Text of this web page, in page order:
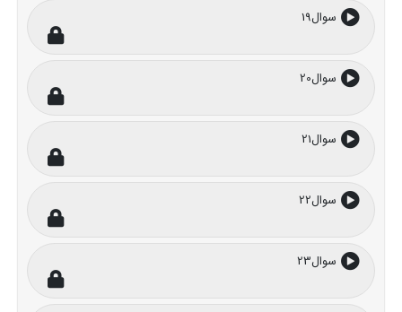
سوال19
سوال20
سوال21
سوال22
سوال23